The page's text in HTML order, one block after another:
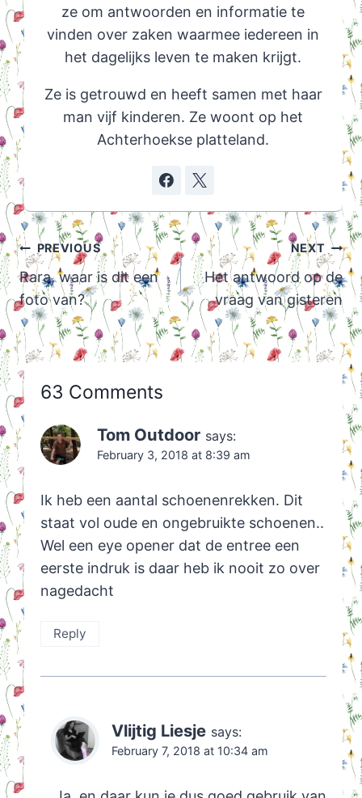
ze om antwoorden en informatie te
vinden over zaken waarmee iedereen in
het dagelijks leven te maken krijgt.
Ze is getrouwd en heeft samen met haar
man vijf kinderen. Ze woont op het
Achterhoekse platteland.
Post
navigation
PREVIOUS
Rara, waar is dit een
foto van?
NEXT
Het antwoord op de
vraag van gisteren
63 Comments
Tom Outdoor says:
February 3, 2018 at 8:39 am
Ik heb een aantal schoenenrekken. Dit
staat vol oude en ongebruikte schoenen..
Wel een eye opener dat de entree een
eerste indruk is daar heb ik nooit zo over
nagedacht
Reply
Vlijtig Liesje says:
February 7, 2018 at 10:34 am